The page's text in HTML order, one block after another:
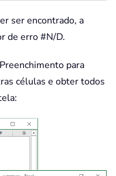
ser encontrado, a
de erro #N/D.
para
células e obter todos